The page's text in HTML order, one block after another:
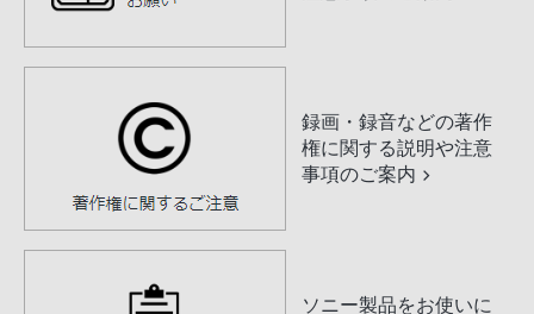
録画・録音などの著作
権に関する説明や注意
事項のご案内
ソニー製品をお使いに